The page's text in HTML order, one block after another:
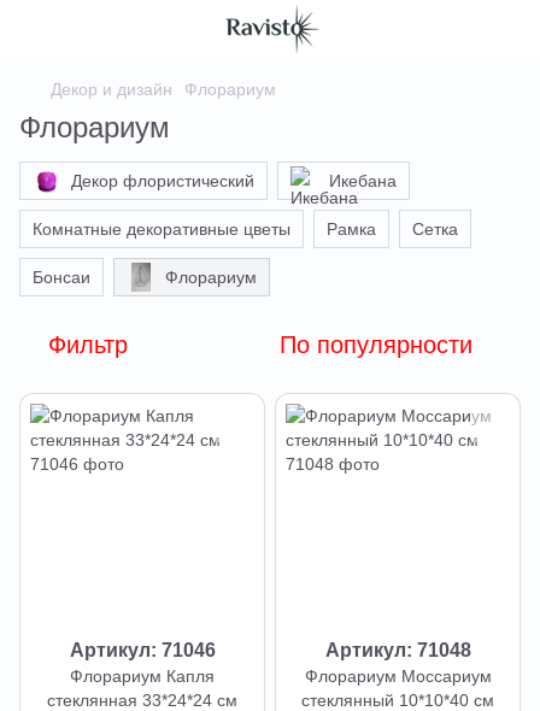
Декор и дизайн Флорариум
Флорариум
Декор флористический Икебана
Комнатные декоративные цветы Рамка Сетка
Бонсаи Флорариум
Фильтр По популярности
Артикул: 71046
Флорариум Капля
стеклянная 33*24*24 см
Артикул: 71048
Флорариум Моссариум
стеклянный 10*10*40 см